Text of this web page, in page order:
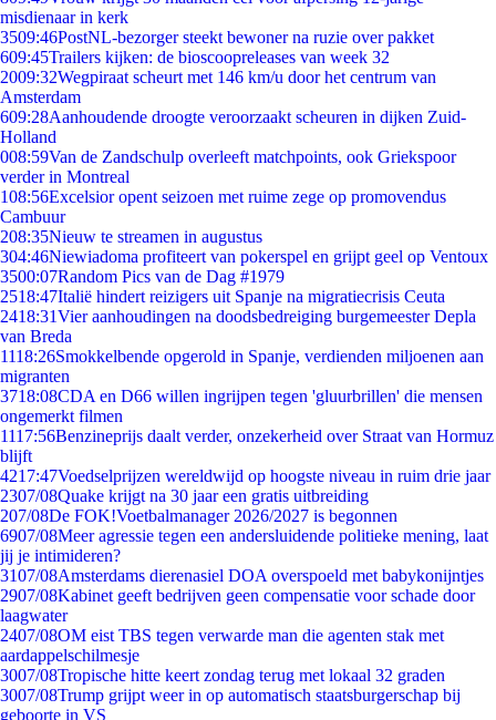
misdienaar in kerk
3509:46PostNL-bezorger steekt bewoner na ruzie over pakket
609:45Trailers kijken: de bioscoopreleases van week 32
2009:32Wegpiraat scheurt met 146 km/u door het centrum van
Amsterdam
609:28Aanhoudende droogte veroorzaakt scheuren in dijken Zuid-
Holland
008:59Van de Zandschulp overleeft matchpoints, ook Griekspoor
verder in Montreal
108:56Excelsior opent seizoen met ruime zege op promovendus
Cambuur
208:35Nieuw te streamen in augustus
304:46Niewiadoma profiteert van pokerspel en grijpt geel op Ventoux
3500:07Random Pics van de Dag #1979
2518:47Italië hindert reizigers uit Spanje na migratiecrisis Ceuta
2418:31Vier aanhoudingen na doodsbedreiging burgemeester Depla
van Breda
1118:26Smokkelbende opgerold in Spanje, verdienden miljoenen aan
migranten
3718:08CDA en D66 willen ingrijpen tegen 'gluurbrillen' die mensen
ongemerkt filmen
1117:56Benzineprijs daalt verder, onzekerheid over Straat van Hormuz
blijft
4217:47Voedselprijzen wereldwijd op hoogste niveau in ruim drie jaar
2307/08Quake krijgt na 30 jaar een gratis uitbreiding
207/08De FOK!Voetbalmanager 2026/2027 is begonnen
6907/08Meer agressie tegen een andersluidende politieke mening, laat
jij je intimideren?
3107/08Amsterdams dierenasiel DOA overspoeld met babykonijntjes
2907/08Kabinet geeft bedrijven geen compensatie voor schade door
laagwater
2407/08OM eist TBS tegen verwarde man die agenten stak met
aardappelschilmesje
3007/08Tropische hitte keert zondag terug met lokaal 32 graden
3007/08Trump grijpt weer in op automatisch staatsburgerschap bij
geboorte in VS